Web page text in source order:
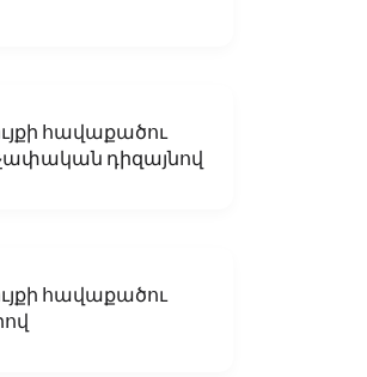
հավաքածու
դիզայնով
հավաքածու